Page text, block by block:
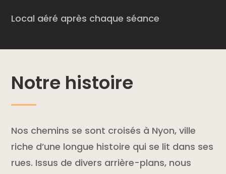
Local aéré après chaque séance
Notre histoire
Nos chemins se sont croisés à Nyon, ville
riche d’une longue histoire qui se lit dans ses
rues. Issus de divers arrière-plans, nous